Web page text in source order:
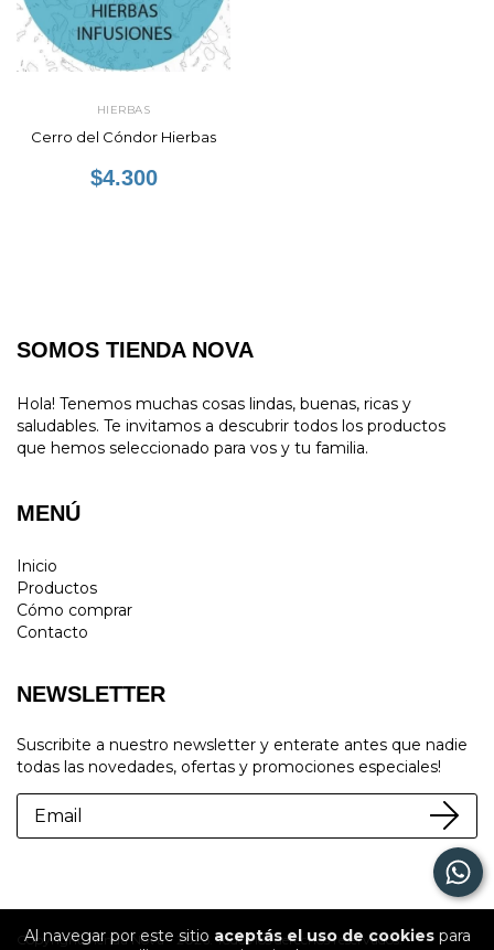
Al navegar por este sitio aceptás el uso de cookiespara
HIERBAS
Cerro del Cóndor Hierbas
$4.300
SOMOS TIENDA NOVA
Hola! Tenemos muchas cosas lindas, buenas, ricas y
saludables. Te invitamos a descubrir todos los productos
que hemos seleccionado para vos y tu familia.
MENÚ
Inicio
Productos
Cómo comprar
Contacto
NEWSLETTER
Suscribite a nuestro newsletter y enterate antes que nadie
todas las novedades, ofertas y promociones especiales!
Copyright Tienda Nova - 2026. Todos los derechos reservados.